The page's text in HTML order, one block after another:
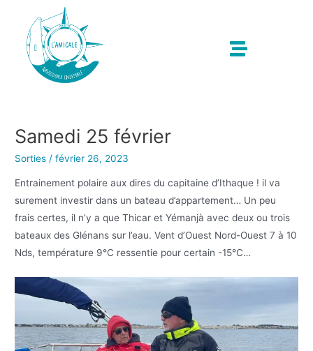
Samedi 25 février
Sorties /février 26, 2023
Entrainement polaire aux dires du capitaine d’Ithaque ! il va
surement investir dans un bateau d’appartement… Un peu
frais certes, il n’y a que Thicar et Yémanjà avec deux ou trois
bateaux des Glénans sur l’eau. Vent d’Ouest Nord-Ouest 7 à 10
Nds, température 9°C ressentie pour certain -15°C…